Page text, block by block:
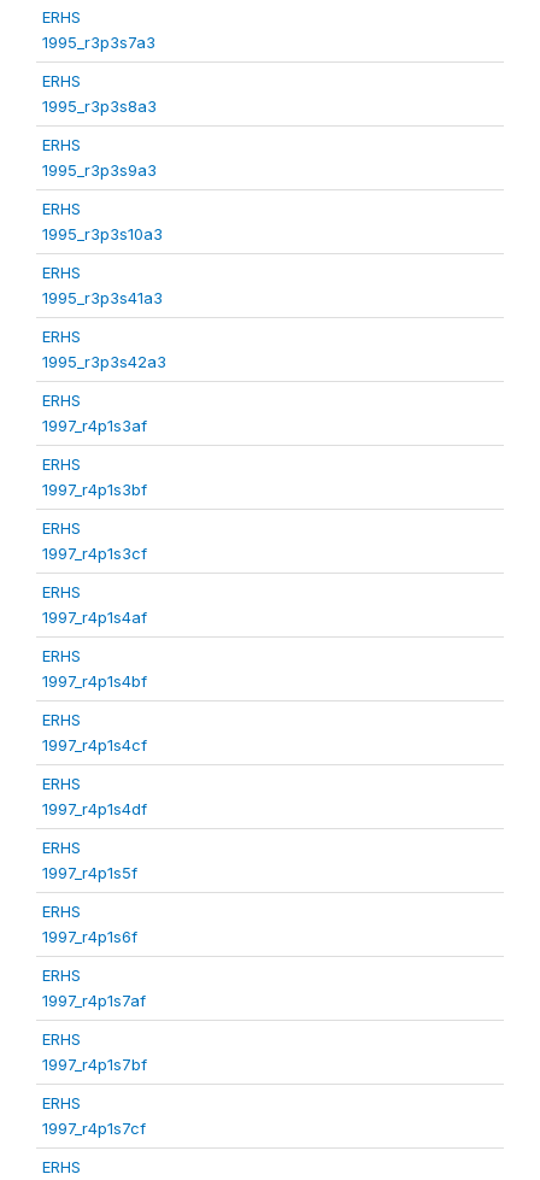
ERHS
1995_r3p3s7a3
ERHS
1995_r3p3s8a3
ERHS
1995_r3p3s9a3
ERHS
1995_r3p3s10a3
ERHS
1995_r3p3s41a3
ERHS
1995_r3p3s42a3
ERHS
1997_r4p1s3af
ERHS
1997_r4p1s3bf
ERHS
1997_r4p1s3cf
ERHS
1997_r4p1s4af
ERHS
1997_r4p1s4bf
ERHS
1997_r4p1s4cf
ERHS
1997_r4p1s4df
ERHS
1997_r4p1s5f
ERHS
1997_r4p1s6f
ERHS
1997_r4p1s7af
ERHS
1997_r4p1s7bf
ERHS
1997_r4p1s7cf
ERHS